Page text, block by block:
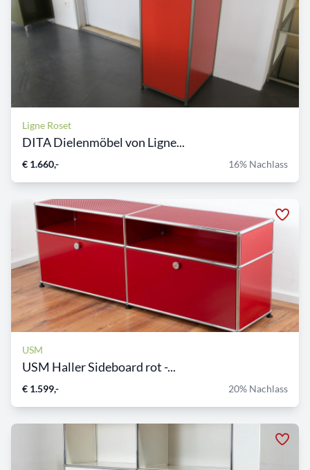
Ligne Roset
DITA Dielenmöbel von Ligne...
€ 1.660,- 16% Nachlass
USM
USM Haller Sideboard rot -...
€ 1.599,- 20% Nachlass